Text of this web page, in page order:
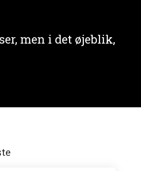
men i det øjeblik,